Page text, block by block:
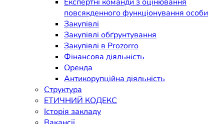
повсякденного функціонування особи
Закупівлі
Закупівлі обґрунтування
Закупівлі в Prozorro
Фінансова діяльність
Оренда
Антикорупційна діяльність
Структура
ЕТИЧНИЙ КОДЕКС
Історія закладу